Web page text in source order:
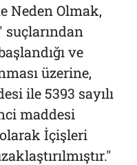
Neden Olmak,
suçlarından
ve
üzerine,
ile 5393 sayılı
maddesi
İçişleri